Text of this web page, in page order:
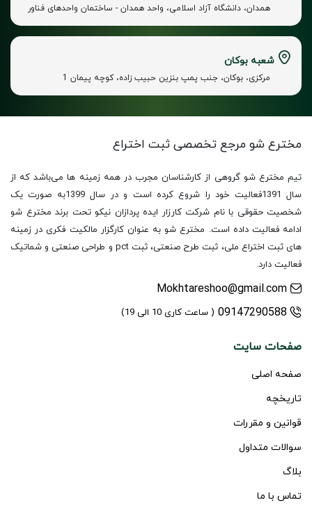
همدان، دانشگاه آزاد اسلامی، واحد همدان - ساختمان واحدهای فناور
شعبه بوکان
مرکزی، بوکان، جنب پمپ بنزین حبیب زاده، کوچه پیمان 1
مخترع شو مرجع تخصصیثبت اختراع
تیم مخترع شو گروهی از کارشناسان مجرب در همه زمینه ها می‌باشد که از
سال 1391فعالیت خود را شروع کرده است و در سال 1399به صورت یک
شخصیت حقوقی با نام شرکت کارزار ایده پردازان نیکو تحت برند مخترع شو
ادامه فعالیت داده است. مخترع شو به عنوان کارگزار مالکیت فکری در زمینه
های ثبت اختراع ملی، ثبت طرح صنعتی، ثبت pct و طراحی صنعتی و شماتیک
فعالیت دارد.
Mokhtareshoo@gmail.com
09147290588 ( ساعت کاری 10 الی 19)
صفحات سایت
صفحه اصلی
تاریخچه
قوانین و مقررات
سوالات متداول
بلاگ
تماس با ما